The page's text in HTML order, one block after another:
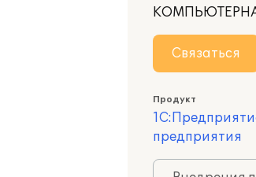
Связаться
Продукт
предприятия